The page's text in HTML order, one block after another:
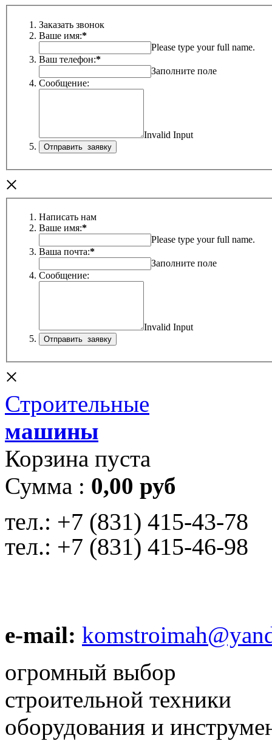
Заказать звонок
Ваше имя:*
Please type your full name.
Ваш телефон:*
Заполните поле
Сообщение:
Invalid Input
×
Написать нам
Ваше имя:*
Please type your full name.
Ваша почта:*
Заполните поле
Сообщение:
Invalid Input
×
Строительные
машины
Корзина пуста
Сумма : 0,00 руб
тел.: +7 (831) 415-43-78
тел.: +7 (831) 415-46-98
e-mail:
огромный выбор
строительной техники
оборудования и